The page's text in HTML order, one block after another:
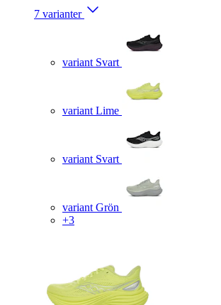
7 varianter
variant Svart
variant Lime
variant Svart
variant Grön
+3